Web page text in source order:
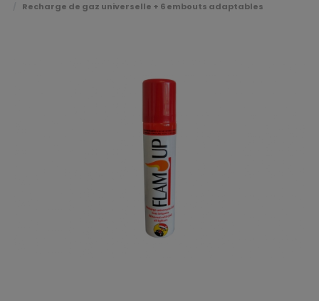
Recharge de gaz universelle + 6 embouts adaptables